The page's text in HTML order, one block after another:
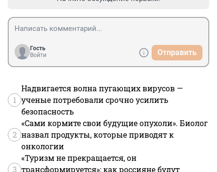
Гость
Войти
Отправить
1
Надвигается волна пугающих вирусов —
ученые потребовали срочно усилить
безопасность
2
«Сами кормите свои будущие опухоли». Биолог
назвал продукты, которые приводят к
онкологии
3
«Туризм не прекращается, он
трансформируется»: как россияне будут